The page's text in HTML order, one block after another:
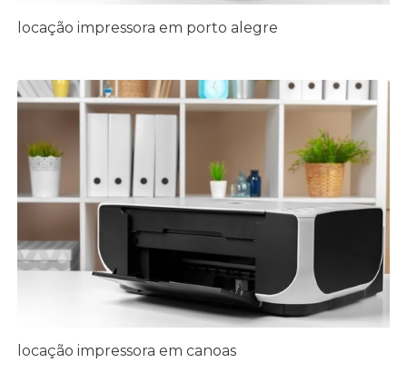
locação impressora em porto alegre
locação impressora em canoas